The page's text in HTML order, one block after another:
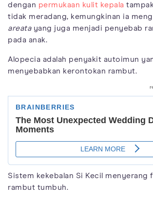
dengan permukaan kulit kepala
tidak meradang, kemungkinan ia
areatayang juga menjadi penyebab
pada anak.
Alopecia adalah penyakit autoimun
menyebabkan kerontokan rambut.
Sistem kekebalan Si Kecil menyerang
rambut tumbuh.